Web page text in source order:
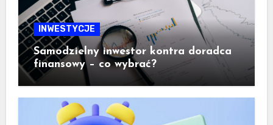
INWESTYCJE
Samodzielny inwestor kontra doradca
finansowy – co wybrać?